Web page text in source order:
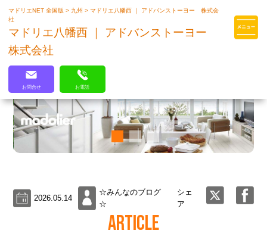
マドリエはLIXILの厳しい基準を
マドリエNET 全国版> 九州>マドリエ八幡西 ｜ アドバンストーヨー 株式会
社
マドリエ八幡西 ｜ アドバンストーヨー
株式会社
お問合せ お電話
2026.05.14
☆みんなのブログ
☆
シェ
ア
ARTICLE